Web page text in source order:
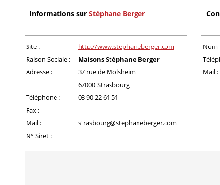
Informations sur Stéphane Berger
Site :
http://www.stephaneberger.com
Raison Sociale :
Maisons Stéphane Berger
Adresse :
37 rue de Molsheim
67000 Strasbourg
Téléphone :
03 90 22 61 51
Fax :
Mail :
strasbourg@stephaneberger.com
N° Siret :
Nom :
Mail :